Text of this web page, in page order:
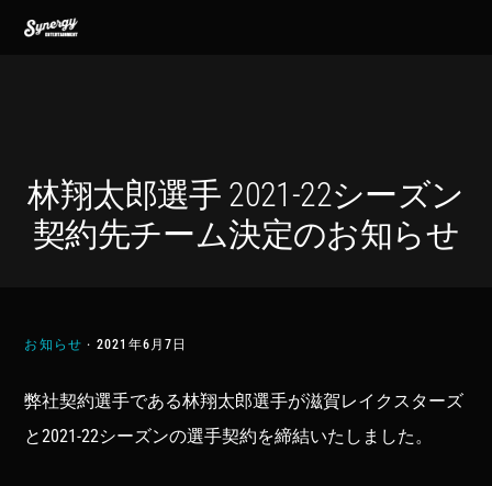
林翔太郎選手 2021-22シーズン
契約先チーム決定のお知らせ
お知らせ · 2021年6月7日
弊社契約選手である林翔太郎選手が滋賀レイクスターズ
と2021-22シーズンの選手契約を締結いたしました。